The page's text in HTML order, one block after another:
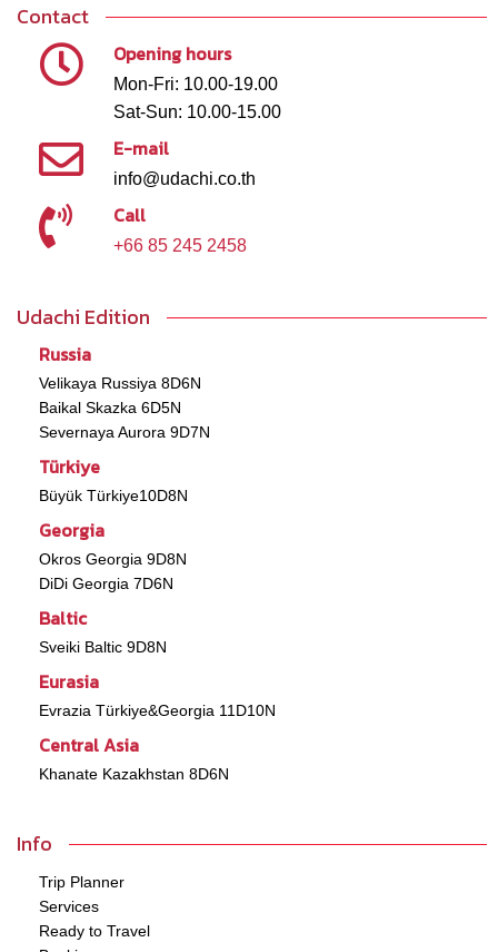
Contact
Opening hours
Mon-Fri: 10.00-19.00
Sat-Sun: 10.00-15.00
E-mail
info@udachi.co.th
Call
+66 85 245 2458
Udachi Edition
Russia
Velikaya Russiya 8D6N
Baikal Skazka 6D5N
Severnaya Aurora 9D7N
Türkiye
Büyük Türkiye10D8N
Georgia
Okros Georgia 9D8N
DiDi Georgia 7D6N
Baltic
Sveiki Baltic 9D8N
Eurasia
Evrazia Türkiye&Georgia 11D10N
Central Asia
Khanate Kazakhstan 8D6N
Info
Trip Planner
Services
Ready to Travel